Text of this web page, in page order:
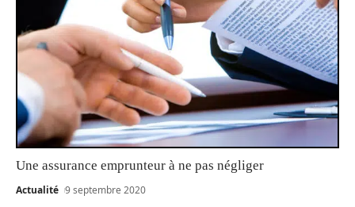
Une assurance emprunteur à ne pas négliger
Actualité 9 septembre 2020